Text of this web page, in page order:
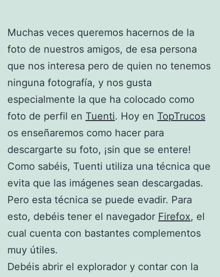
Muchas veces queremos hacernos de la
foto de nuestros amigos, de esa persona
que nos interesa pero de quien no tenemos
ninguna fotografía, y nos gusta
especialmente la que ha colocado como
foto de perfil en Tuenti. Hoy en TopTrucos
os enseñaremos como hacer para
descargarte su foto, ¡sin que se entere!
Como sabéis, Tuenti utiliza una técnica que
evita que las imágenes sean descargadas.
Pero esta técnica se puede evadir. Para
esto, debéis tener el navegador Firefox, el
cual cuenta con bastantes complementos
muy útiles.
Debéis abrir el explorador y contar con la